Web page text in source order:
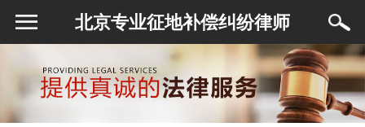
北京专业征地补偿纠纷律师